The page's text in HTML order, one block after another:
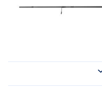
- Ciężar wyrzutowy: 3–12g
- Długość transportowa: